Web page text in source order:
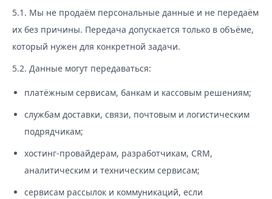
5.1. Мы не продаём персональные данные и не передаём
их без причины. Передача допускается только в объёме,
который нужен для конкретной задачи.
5.2. Данные могут передаваться:
платёжным сервисам, банкам и кассовым решениям;
службам доставки, связи, почтовым и логистическим
подрядчикам;
хостинг-провайдерам, разработчикам, CRM,
аналитическим и техническим сервисам;
сервисам рассылок и коммуникаций, если